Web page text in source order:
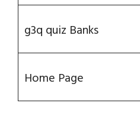
g3q quiz Banks
Home Page